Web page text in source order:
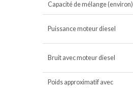
Capacité de mélange (environ)
Puissance moteur diesel
Bruit avec moteur diesel
Poids approximatif avec